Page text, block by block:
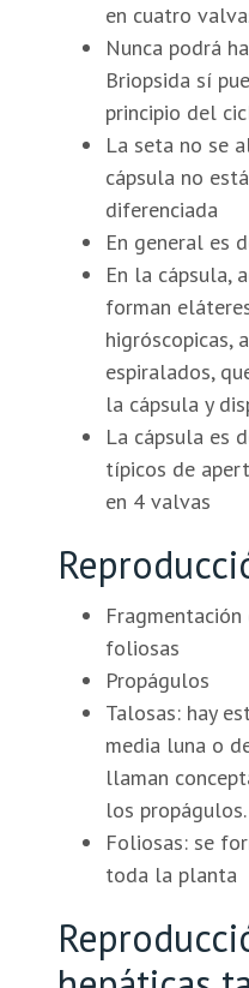
en cuatro
Nunca podrá
Briopsida sí
principio del
La seta no se
cápsula no
diferenciada
En general es
En la cápsula,
forman
higróscopicas,
espiralados,
la cápsula y
La cápsula es
típicos de
en 4 valvas
foliosas
Propágulos
Talosas: hay
media luna o
llaman
los propágulos.
Foliosas: se
toda la planta